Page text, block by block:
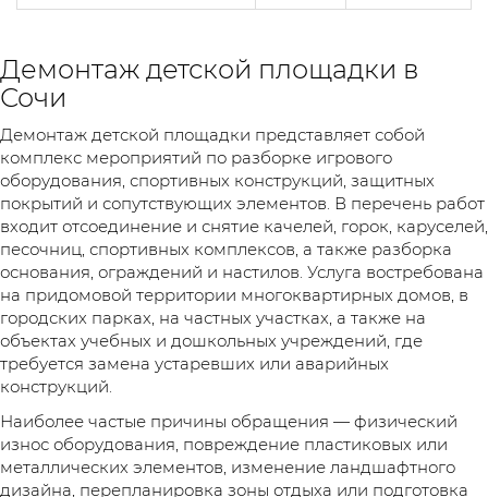
Демонтаж детской площадки в
Сочи
Демонтаж детской площадки представляет собой
комплекс мероприятий по разборке игрового
оборудования, спортивных конструкций, защитных
покрытий и сопутствующих элементов. В перечень работ
входит отсоединение и снятие качелей, горок, каруселей,
песочниц, спортивных комплексов, а также разборка
основания, ограждений и настилов. Услуга востребована
на придомовой территории многоквартирных домов, в
городских парках, на частных участках, а также на
объектах учебных и дошкольных учреждений, где
требуется замена устаревших или аварийных
конструкций.
Наиболее частые причины обращения — физический
износ оборудования, повреждение пластиковых или
металлических элементов, изменение ландшафтного
дизайна, перепланировка зоны отдыха или подготовка